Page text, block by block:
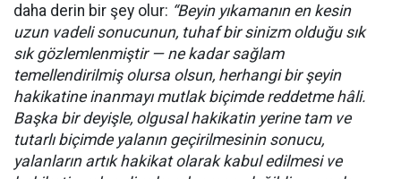
daha derin bir şey olur: “Beyin yıkamanın en kesin
uzun vadeli sonucunun, tuhaf bir sinizm olduğu sık
sık gözlemlenmiştir — ne kadar sağlam
temellendirilmiş olursa olsun, herhangi bir şeyin
hakikatine inanmayı mutlak biçimde reddetme hâli.
Başka bir deyişle, olgusal hakikatin yerine tam ve
tutarlı biçimde yalanın geçirilmesinin sonucu,
yalanların artık hakikat olarak kabul edilmesi ve